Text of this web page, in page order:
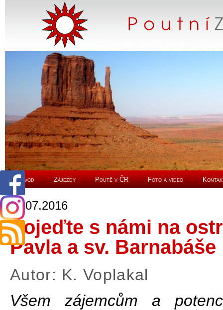
Úvod Zájezdy Poutě v ČR Foto a video
11.07.2016
Pojeďte s námi na
Pavla a sv. Barnabáše
Autor: K. Voplakal
Všem zájemcům a